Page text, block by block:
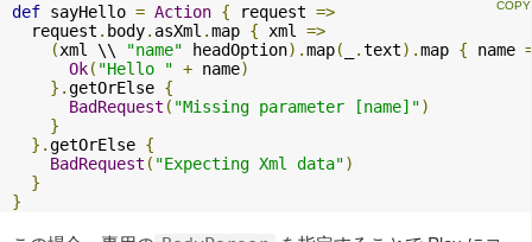
def sayHello = Action { request =>
  request
. body. asXml .map { xml =>
(xml \\ "name" headOption).map( .text).map { name
Ok( "Hello " + name)
}.getOrElse {
BadRequest ( "Missing parameter [name]")
}
}.getOrElse {
BadRequest ( "Expecting Xml data")
}
}